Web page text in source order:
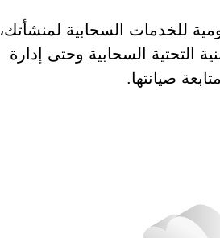
للخدمات السحابية لمنشأتك،
التحتية السحابية وحتى إدارة
صيانتها.